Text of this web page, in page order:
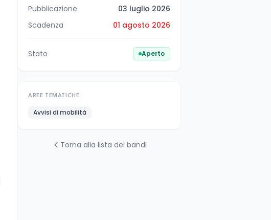
Pubblicazione
03 luglio 2026
Scadenza
01 agosto 2026
Stato Aperto
AREE TEMATICHE
Avvisi di mobilità
Torna alla lista dei bandi